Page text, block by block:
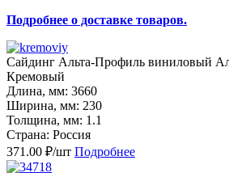
Подробнее о доставке товаров.
Сайдинг Альта-Профиль виниловый
Кремовый
Длина, мм: 3660
Ширина, мм: 230
Толщина, мм: 1.1
Страна: Россия
371.00 ₽/шт Подробнее